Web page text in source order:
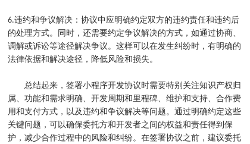
6.违约和争议解决：协议中应明确约定双方的违约责任和违约后
的处理方式。同时，还需要约定争议解决的方式，如通过协商、
调解或诉讼等途径解决争议。这样可以在发生纠纷时，有明确的
法律依据和解决途径，降低风险和损失。
总结起来，签署小程序开发协议时需要特别关注知识产权归
属、功能和需求明确、开发周期和里程碑、维护和支持、合作费
用和支付方式，以及违约和争议解决等问题。通过明确约定这些
关键问题，可以确保委托方和开发者之间的权益和责任得到保
护，减少合作过程中的风险和纠纷。在签署协议之前，建议委托